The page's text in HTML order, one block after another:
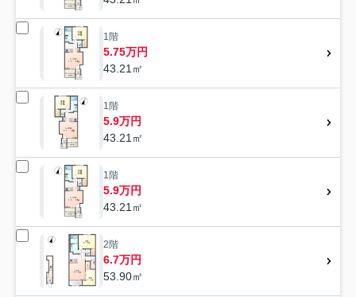
1階
5.75万円
43.21㎡
1階
5.9万円
43.21㎡
1階
5.9万円
43.21㎡
2階
6.7万円
53.90㎡